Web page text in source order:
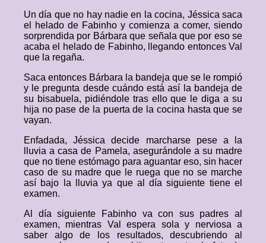
Un día que no hay nadie en la cocina, Jéssica saca
el helado de Fabinho y comienza a comer, siendo
sorprendida por Bárbara que señala que por eso se
acaba el helado de Fabinho, llegando entonces Val
que la regaña.
Saca entonces Bárbara la bandeja que se le rompió
y le pregunta desde cuándo está así la bandeja de
su bisabuela, pidiéndole tras ello que le diga a su
hija no pase de la puerta de la cocina hasta que se
vayan.
Enfadada, Jéssica decide marcharse pese a la
lluvia a casa de Pamela, asegurándole a su madre
que no tiene estómago para aguantar eso, sin hacer
caso de su madre que le ruega que no se marche
así bajo la lluvia ya que al día siguiente tiene el
examen.
Al día siguiente Fabinho va con sus padres al
examen, mientras Val espera sola y nerviosa a
saber algo de los resultados, descubriendo al